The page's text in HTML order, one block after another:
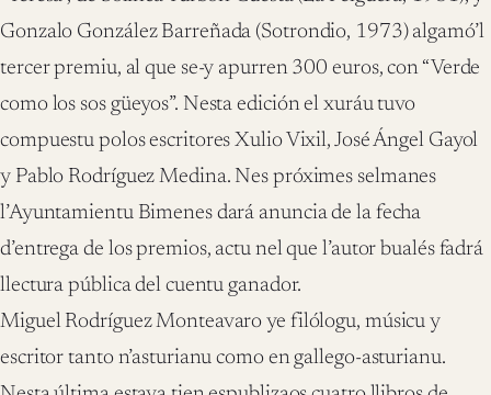
Gonzalo González Barreñada (Sotrondio, 1973) algamó’l
tercer premiu, al que se-y apurren 300 euros, con “Verde
como los sos güeyos”. Nesta edición el xuráu tuvo
compuestu polos escritores Xulio Vixil, José Ángel Gayol
y Pablo Rodríguez Medina. Nes próximes selmanes
l’Ayuntamientu Bimenes dará anuncia de la fecha
d’entrega de los premios, actu nel que l’autor bualés fadrá
llectura pública del cuentu ganador.
Miguel Rodríguez Monteavaro ye filólogu, músicu y
escritor tanto n’asturianu como en gallego-asturianu.